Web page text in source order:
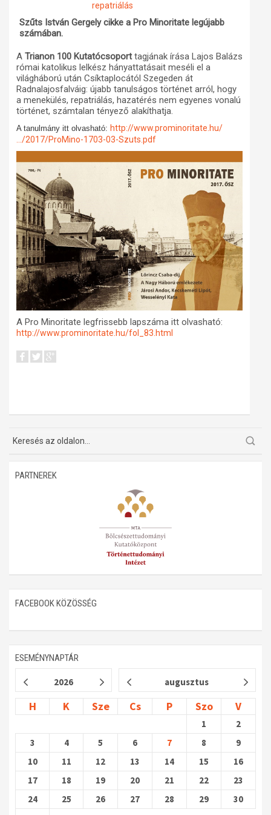
Műhelymunkák
repatriálás
Szűts István Gergely cikke a Pro Minoritate legújabb
számában.
A Trianon 100 Kutatócsoporttagjának írása Lajos Balázs
római katolikus lelkész hányattatásait meséli el a
világháború után Csíktaplocától Szegeden át
Radnalajosfalváig: újabb tanulságos történet arról, hogy
a menekülés, repatriálás, hazatérés nem egyenes vonalú
történet, számtalan tényező alakíthatja.
A tanulmány itt olvasható: http://www.prominoritate.hu/
…/2017/ProMino-1703-03-Szuts.pdf
A Pro Minoritate legfrissebb lapszáma itt olvasható:
http://www.prominoritate.hu/fol_83.html
PARTNEREK
FACEBOOK KÖZÖSSÉG
ESEMÉNYNAPTÁR
2026 augusztus
H K Sze Cs P Szo V
1
2
3
4 5 6 7 8
9
10
11 12 13 14 15
16
17
18 19 20 21 22
23
24
25 26 27 28 29
30